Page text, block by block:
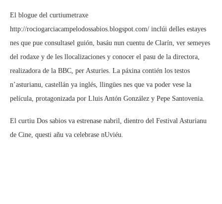
El blogue del curtiumetraxe
http://rociogarciacampelodossabios.blogspot.com/ inclúi delles estayes
nes que pue consultasel guión, basáu nun cuentu de Clarín, ver semeyes
del rodaxe y de les llocalizaciones y conocer el pasu de la directora,
realizadora de la BBC, per Asturies. La páxina contién los testos
n’asturianu, castellán ya inglés, llingües nes que va poder vese la
película, protagonizada por Lluis Antón González y Pepe Santovenia.
El curtiu Dos sabios va estrenase nabril, dientro del Festival Asturianu
de Cine, questi añu va celebrase nUviéu.